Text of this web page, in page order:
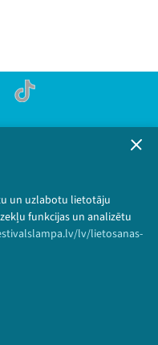
un uzlabotu lietotāju
funkcijas un analizētu
lv/lietosanas-
TikTok
politika
Visas tiesības